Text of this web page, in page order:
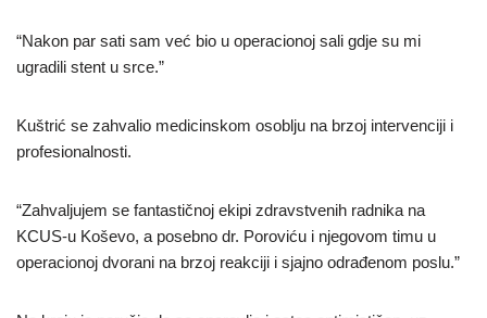
“Nakon par sati sam već bio u operacionoj sali gdje su mi
ugradili stent u srce.”
Kuštrić se zahvalio medicinskom osoblju na brzoj intervenciji i
profesionalnosti.
“Zahvaljujem se fantastičnoj ekipi zdravstvenih radnika na
KCUS-u Koševo, a posebno dr. Poroviću i njegovom timu u
operacionoj dvorani na brzoj reakciji i sjajno odrađenom poslu.”